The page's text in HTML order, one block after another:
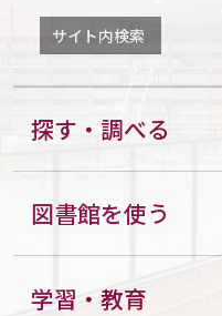
サイト内検索
探す・調べる
図書館を使う
学習・教育